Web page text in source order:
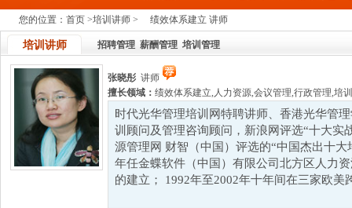
您的位置： 首页 >培训讲师 > 绩效体系建立 讲师
培训讲师 招聘管理 薪酬管理 培训管理
张晓彤 讲师
擅长领域： 绩效体系建立, 人力资源,会议管理,行政管理,培
时代光华管理培训网特聘讲师、香港光华管
训顾问及管理咨询顾问，新浪网评选“十大实
源管理网 财智（中国）评选的“中国杰出十大
年任金蝶软件（中国）有限公司北方区人力
的建立； 1992年至2002年十年间在三家欧美